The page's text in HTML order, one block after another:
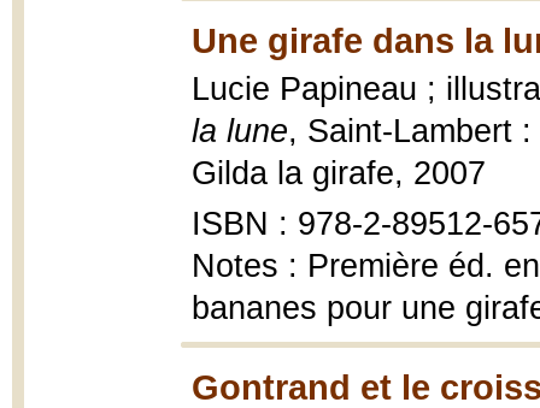
Une girafe dans la
Lucie Papineau ;
la lune, Saint-Lambert
Gilda la girafe, 2007
ISBN : 978-2-89512-
Notes : Première éd.
bananes pour une
Gontrand et le